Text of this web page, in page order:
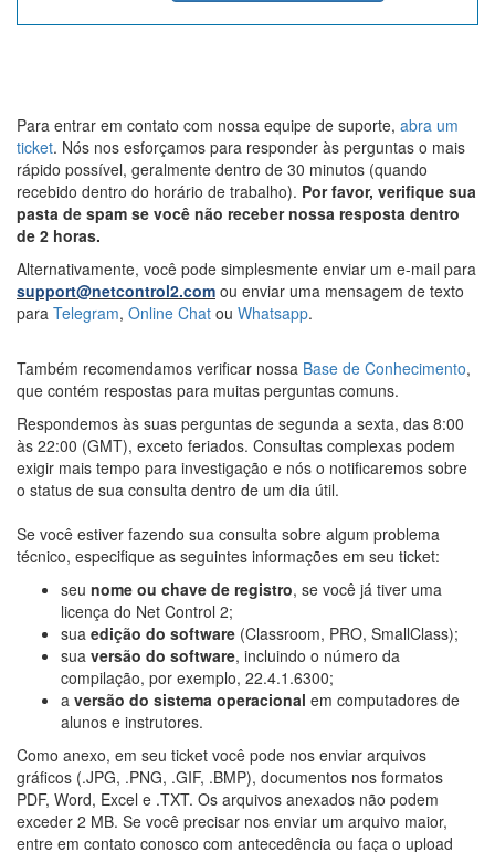
Para entrar em contato com nossa equipe de suporte, abra um
ticket. Nós nos esforçamos para responder às perguntas o mais
rápido possível, geralmente dentro de 30 minutos (quando
recebido dentro do horário de trabalho). Por favor, verifique sua
pasta de spam se você não receber nossa resposta dentro
de 2 horas.
Alternativamente, você pode simplesmente enviar um e-mail para
support@netcontrol2.com ou enviar uma mensagem de texto
para Telegram, Online Chat ou Whatsapp.
Também recomendamos verificar nossa Base de Conhecimento,
que contém respostas para muitas perguntas comuns.
Respondemos às suas perguntas de segunda a sexta, das 8:00
às 22:00 (GMT), exceto feriados. Consultas complexas podem
exigir mais tempo para investigação e nós o notificaremos sobre
o status de sua consulta dentro de um dia útil.
Se você estiver fazendo sua consulta sobre algum problema
técnico, especifique as seguintes informações em seu ticket:
seu nome ou chave de registro, se você já tiver uma
licença do Net Control 2;
sua edição do software (Classroom, PRO, SmallClass);
sua versão do software, incluindo o número da
compilação, por exemplo, 22.4.1.6300;
a versão do sistema operacional em computadores de
alunos e instrutores.
Como anexo, em seu ticket você pode nos enviar arquivos
gráficos (.JPG, .PNG, .GIF, .BMP), documentos nos formatos
PDF, Word, Excel e .TXT. Os arquivos anexados não podem
exceder 2 MB. Se você precisar nos enviar um arquivo maior,
entre em contato conosco com antecedência ou faça o upload